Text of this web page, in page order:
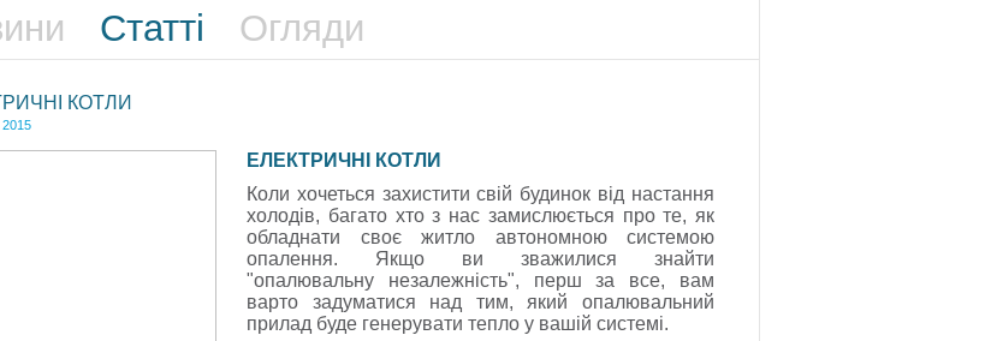
Статті Огляди
КОТЛИ
2015
ЕЛЕКТРИЧНІ КОТЛИ
Коли хочеться захистити свій будинок від настання
холодів, багато хто з нас замислюється про те, як
обладнати своє житло автономною системою
опалення. Якщо ви зважилися знайти
"опалювальну незалежність", перш за все, вам
варто задуматися над тим, який опалювальний
прилад буде генерувати тепло у вашій системі.